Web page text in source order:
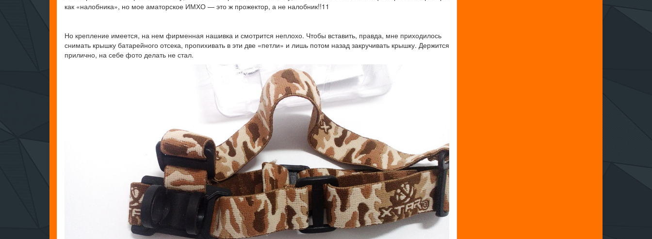
как «налобника», но мое аматорское ИМХО — это ж прожектор, а не налобник!!11
Но крепление имеется, на нем фирменная нашивка и смотрится неплохо. Чтобы вставить, правда, мне приходилось
снимать крышку батарейного отсека, пропихивать в эти две «петли» и лишь потом назад закручивать крышку. Держится
прилично, на себе фото делать не стал.